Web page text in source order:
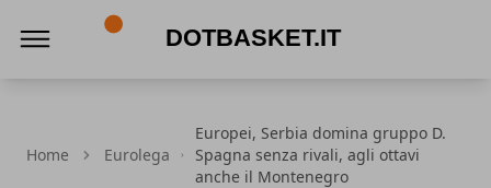
Home Eurolega
Europei, Serbia domina gruppo D.
Spagna senza rivali, agli ottavi
anche il Montenegro